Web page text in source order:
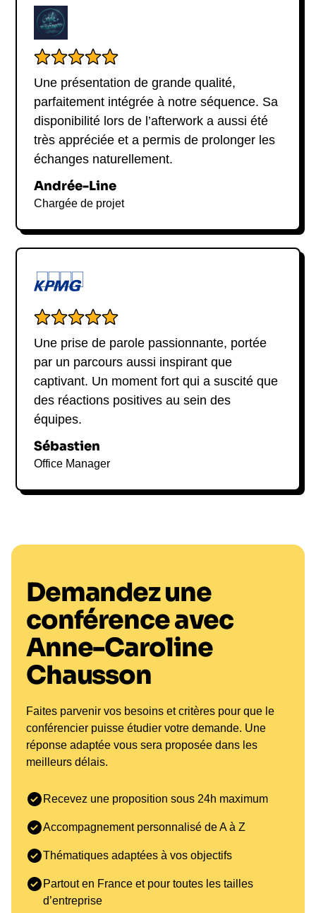
Une présentation de grande qualité,
parfaitement intégrée à notre séquence. Sa
disponibilité lors de l’afterwork a aussi été
très appréciée et a permis de prolonger les
échanges naturellement.
Andrée-Line
Chargée de projet
Une prise de parole passionnante, portée
par un parcours aussi inspirant que
captivant. Un moment fort qui a suscité que
des réactions positives au sein des
équipes.
Sébastien
Office Manager
Demandez une
conférence avec
Anne-Caroline
Chausson
Faites parvenir vos besoins et critères pour que le
conférencier puisse étudier votre demande. Une
réponse adaptée vous sera proposée dans les
meilleurs délais.
Recevez une proposition sous 24h maximum
Accompagnement personnalisé de A à Z
Thématiques adaptées à vos objectifs
Partout en France et pour toutes les tailles
d’entreprise